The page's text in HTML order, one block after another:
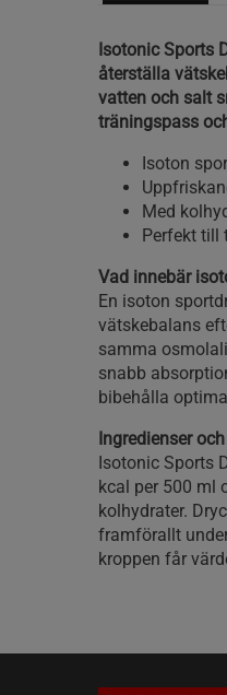
Isotonic Sports
återställa
vatten och salt
träningspass
Isoton
Med
Perfekt till
Vad innebär
En isoton
vätskebalans
samma
snabb
bibehålla
Ingredienser
Isotonic Sports
kcal per 500 ml
kolhydrater.
framförallt
kroppen får